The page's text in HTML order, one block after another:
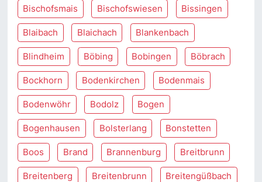
Bischofsmais Bischofswiesen Bissingen
Blaibach Blaichach Blankenbach
Blindheim Böbing Bobingen Böbrach
Bockhorn Bodenkirchen Bodenmais
Bodenwöhr Bodolz Bogen
Bogenhausen Bolsterlang Bonstetten
Boos Brand Brannenburg Breitbrunn
Breitenberg Breitenbrunn Breitengüßbach